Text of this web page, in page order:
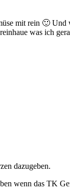
mit rein 🙂 Und
was ich
dazugeben.
wenn das TK